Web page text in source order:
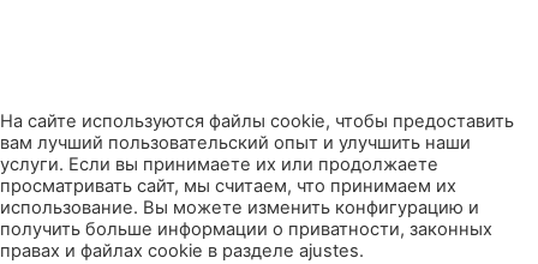
На сайте используются файлы cookie, чтобы предоставить
вам лучший пользовательский опыт и улучшить наши
услуги. Если вы принимаете их или продолжаете
просматривать сайт, мы считаем, что принимаем их
использование. Вы можете изменить конфигурацию и
получить больше информации о приватности, законных
правах и файлах cookie в разделе ajustes.